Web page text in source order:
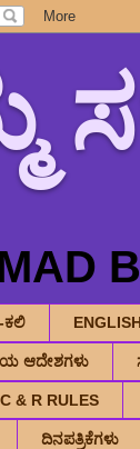
ಕಲಿ
ಆದೇಶಗಳು
C & R RULES
ದಿನಪತ್ರಿಕೆಗಳು